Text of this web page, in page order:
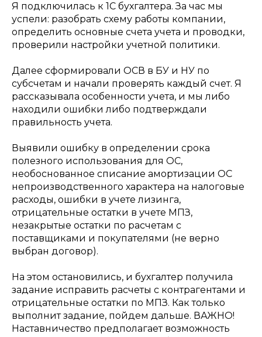
Я подключилась к 1С бухгалтера. За час мы
успели: разобрать схему работы компании,
определить основные счета учета и проводки,
проверили настройки учетной политики.
Далее сформировали ОСВ в БУ и НУ по
субсчетам и начали проверять каждый счет. Я
рассказывала особенности учета, и мы либо
находили ошибки либо подтверждали
правильность учета.
Выявили ошибку в определении срока
полезного использования для ОС,
необоснованное списание амортизации ОС
непроизводственного характера на налоговые
расходы, ошибки в учете лизинга,
отрицательные остатки в учете МПЗ,
незакрытые остатки по расчетам с
поставщиками и покупателями (не верно
выбран договор).
На этом остановились, и бухгалтер получила
задание исправить расчеты с контрагентами и
отрицательные остатки по МПЗ. Как только
выполнит задание, пойдем дальше. ВАЖНО!
Наставничество предполагает возможность